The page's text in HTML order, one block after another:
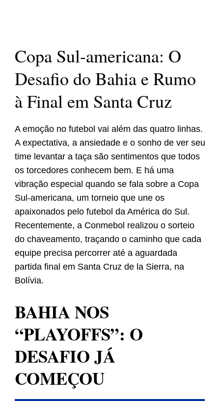
Copa Sul-americana: O
Desafio do Bahia e Rumo
à Final em Santa Cruz
A emoção no futebol vai além das quatro linhas.
A expectativa, a ansiedade e o sonho de ver seu
time levantar a taça são sentimentos que todos
os torcedores conhecem bem. E há uma
vibração especial quando se fala sobre a Copa
Sul-americana, um torneio que une os
apaixonados pelo futebol da América do Sul.
Recentemente, a Conmebol realizou o sorteio
do chaveamento, traçando o caminho que cada
equipe precisa percorrer até a aguardada
partida final em Santa Cruz de la Sierra, na
Bolívia.
BAHIA NOS
“PLAYOFFS”: O
DESAFIO JÁ
COMEÇOU